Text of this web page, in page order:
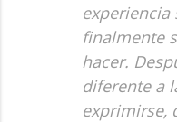
finalmente
hacer.
diferente a
exprimirse,